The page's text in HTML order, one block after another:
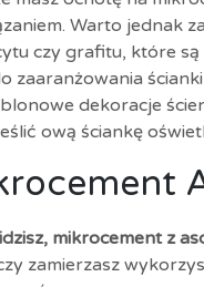
Warto jednak
czy grafitu, które
zaaranżowania
dekoracje
ową ściankę
mikrocement z
zamierzasz